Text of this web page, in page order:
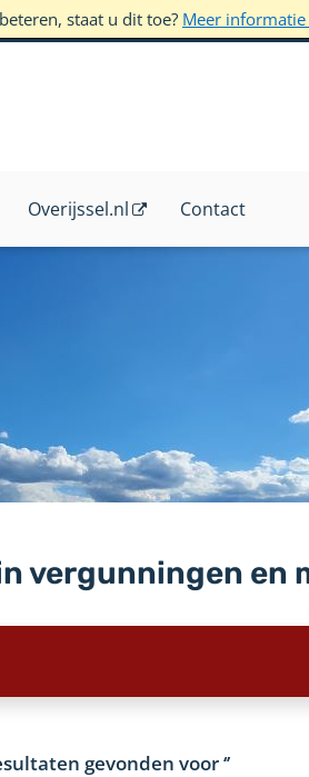
staat u dit toe? Meer
Overijssel.nl Contact
vergunningen en
gevonden voor‘’